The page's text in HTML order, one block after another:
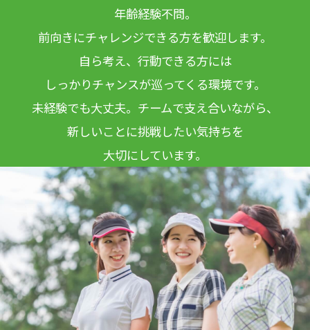
年齢経験不問。
前向きにチャレンジできる方を歓迎します。
自ら考え、行動できる方には
しっかりチャンスが巡ってくる環境です。
未経験でも大丈夫。チームで支え合いながら、
新しいことに挑戦したい気持ちを
大切にしています。